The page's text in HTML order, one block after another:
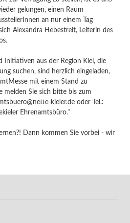
gelungen, einen Raum
an nur einem Tag
Alexandra Hebestreit, Leiterin des
Initiativen aus der Region Kiel, die
suchen, sind herzlich eingeladen,
mit einem Stand zu
melden Sie sich bitte bis zum
kieler.de oder Tel.:
Ehrenamtsbüro."
Dann kommen Sie vorbei - wir